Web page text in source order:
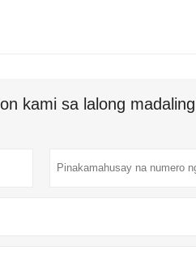
kami sa lalong